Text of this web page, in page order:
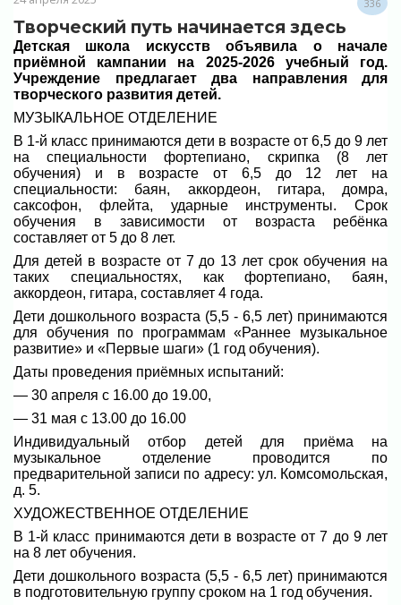
336
Творческий путь начинается здесь
Детская школа искусств объявила о начале
приёмной кампании на 2025-2026 учебный год.
Учреждение предлагает два направления для
творческого развития детей.
МУЗЫКАЛЬНОЕ ОТДЕЛЕНИЕ
В 1-й класс принимаются дети в возрасте от 6,5 до 9 лет
на специальности фортепиано, скрипка (8 лет
обучения) и в возрасте от 6,5 до 12 лет на
специальности: баян, аккордеон, гитара, домра,
саксофон, флейта, ударные инструменты. Срок
обучения в зависимости от возраста ребёнка
составляет от 5 до 8 лет.
Для детей в возрасте от 7 до 13 лет срок обучения на
таких специальностях, как фортепиано, баян,
аккордеон, гитара, составляет 4 года.
Дети дошкольного возраста (5,5 - 6,5 лет) принимаются
для обучения по программам «Раннее музыкальное
развитие» и «Первые шаги» (1 год обучения).
Даты проведения приёмных испытаний:
— 30 апреля с 16.00 до 19.00,
— 31 мая с 13.00 до 16.00
Индивидуальный отбор детей для приёма на
музыкальное отделение проводится по
предварительной записи по адресу: ул. Комсомольская,
д. 5.
ХУДОЖЕСТВЕННОЕ ОТДЕЛЕНИЕ
В 1-й класс принимаются дети в возрасте от 7 до 9 лет
на 8 лет обучения.
Дети дошкольного возраста (5,5 - 6,5 лет) принимаются
в подготовительную группу сроком на 1 год обучения.